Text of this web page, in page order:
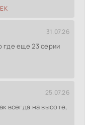
31.07.26
где еще 23 серии
25.07.26
всегда на высоте,